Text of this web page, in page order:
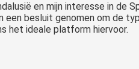
en mijn interesse in de
besluit genomen om de
het ideale platform hiervoor.